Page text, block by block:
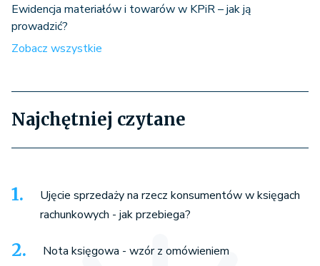
Ewidencja materiałów i towarów w KPiR – jak ją
prowadzić?
Zobacz wszystkie
Najchętniej czytane
Ujęcie sprzedaży na rzecz konsumentów w księgach
rachunkowych - jak przebiega?
Nota księgowa - wzór z omówieniem